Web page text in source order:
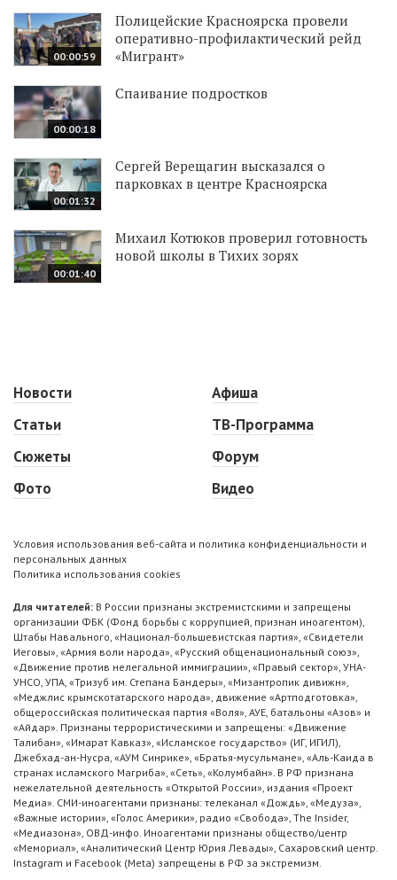
00:00:59
Полицейские Красноярска провели
оперативно-профилактический рейд
«Мигрант»
00:00:18
Спаивание подростков
00:01:32
Сергей Верещагин высказался о
парковках в центре Красноярска
00:01:40
Михаил Котюков проверил готовность
новой школы в Тихих зорях
Новости
Статьи
Сюжеты
Фото
Афиша
ТВ-Программа
Форум
Видео
Условия использования веб-сайта и политика конфиденциальности и
персональных данных
Политика использования cookies
Для читателей: В России признаны экстремистскими и запрещены
организации ФБК (Фонд борьбы с коррупцией, признан иноагентом),
Штабы Навального, «Национал-большевистская партия», «Свидетели
Иеговы», «Армия воли народа», «Русский общенациональный союз»,
«Движение против нелегальной иммиграции», «Правый сектор», УНА-
УНСО, УПА, «Тризуб им. Степана Бандеры», «Мизантропик дивижн»,
«Меджлис крымскотатарского народа», движение «Артподготовка»,
общероссийская политическая партия «Воля», АУЕ, батальоны «Азов» и
«Айдар». Признаны террористическими и запрещены: «Движение
Талибан», «Имарат Кавказ», «Исламское государство» (ИГ, ИГИЛ),
Джебхад-ан-Нусра, «АУМ Синрике», «Братья-мусульмане», «Аль-Каида в
странах исламского Магриба», «Сеть», «Колумбайн». В РФ признана
нежелательной деятельность «Открытой России», издания «Проект
Медиа». СМИ-иноагентами признаны: телеканал «Дождь», «Медуза»,
«Важные истории», «Голос Америки», радио «Свобода», The Insider,
«Медиазона», ОВД-инфо. Иноагентами признаны общество/центр
«Мемориал», «Аналитический Центр Юрия Левады», Сахаровский центр.
Instagram и Facebook (Metа) запрещены в РФ за экстремизм.